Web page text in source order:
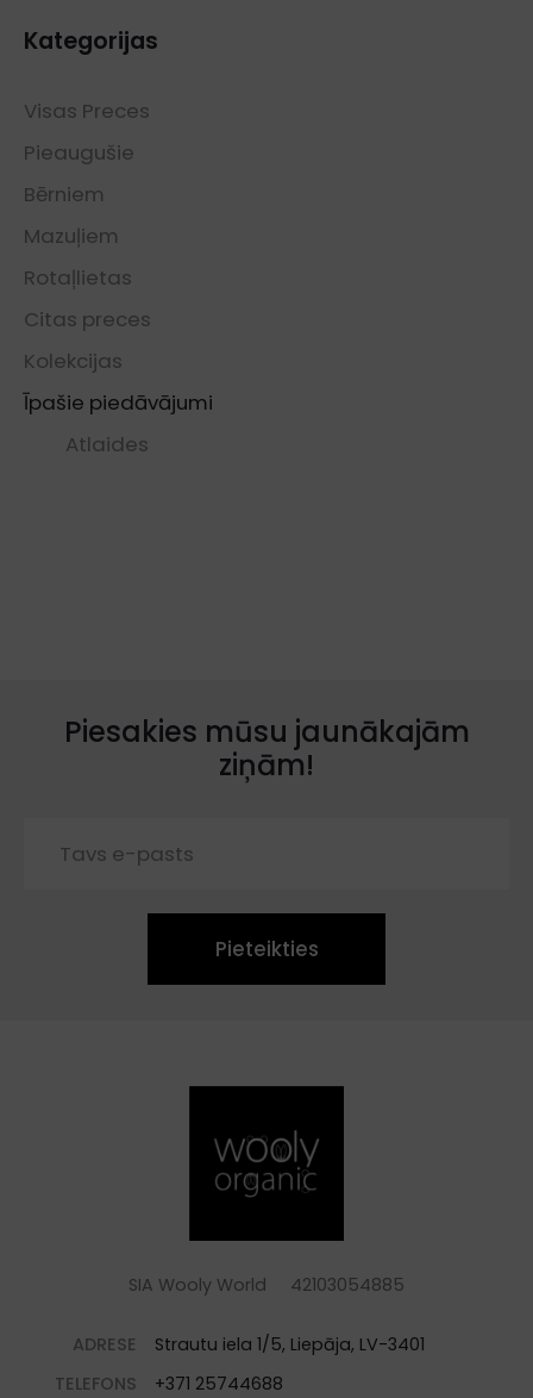
Kategorijas
Visas Preces
Pieaugušie
Bērniem
Mazuļiem
Rotaļlietas
Citas preces
Kolekcijas
Īpašie piedāvājumi
Atlaides
Piesakies mūsu jaunākajām
ziņām!
Pieteikties
SIA Wooly World 42103054885
ADRESE
Strautu iela 1/5, Liepāja, LV-3401
TELEFONS
+371 25744688